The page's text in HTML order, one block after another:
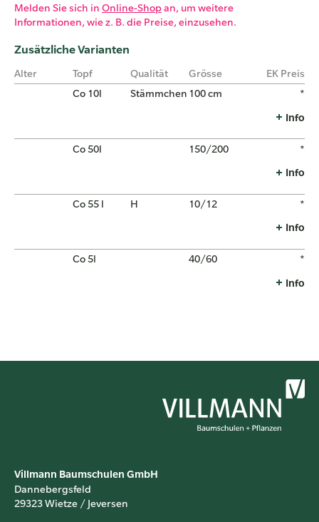
Melden Sie sich in Online-Shopan, um weitere
Informationen, wie z. B. die Preise, einzusehen.
Zusätzliche Varianten
Alter Topf Qualität Grösse
EK Preis
Co 10l
Stämmchen 100 cm *
Info
Co 50l 150/200 *
Info
Co 55 l H 10/12 *
Info
Co 5l 40/60 *
Info
Villmann Baumschulen GmbH
Dannebergsfeld
29323 Wietze / Jeversen